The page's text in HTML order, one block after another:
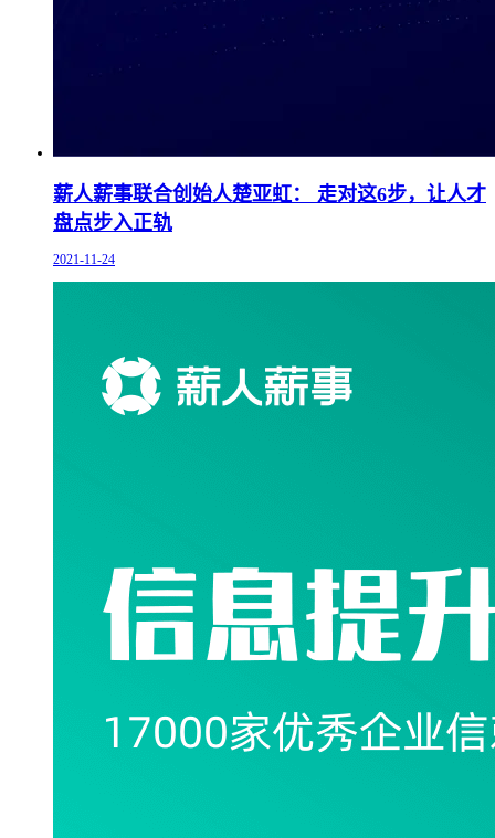
薪人薪事联合创始人楚亚虹： 走对这6步，让人才
盘点步入正轨
2021-11-24